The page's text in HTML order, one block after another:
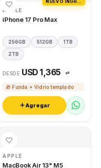
APPLE
iPhone 17 Pro Max
256GB 512GB 1TB
2TB
DESDE USD 1,365 ⇄
🎁 Funda + Vidrio templado
Agregar
APPLE
MacBook Air 13" M5